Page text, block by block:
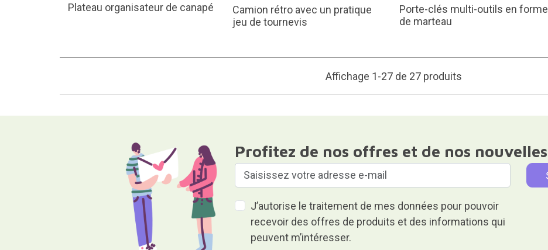
Plateau organisateur de canapé
Camion rétro avec un pratique
jeu de tournevis
Porte-clés multi-outils en forme
de marteau
Affichage 1-27 de 27 produits
Profitez de nos offres et de nos nouvelles
J’autorise le traitement de mes données pour pouvoir
recevoir des offres de produits et des informations qui
peuvent m’intéresser.